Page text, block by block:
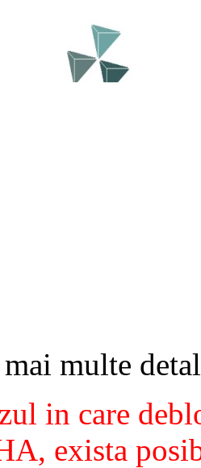
multe
in care
exista